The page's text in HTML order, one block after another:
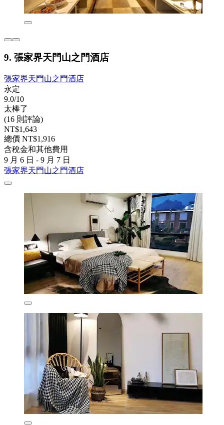
9. 張家界天門山之門酒店
張家界天門山之門酒店
永定
9.0/10
太棒了
(16 則評論)
NT$1,643
總價 NT$1,916
含稅金和其他費用
9 月 6 日 - 9 月 7 日
張家界天門山之門酒店